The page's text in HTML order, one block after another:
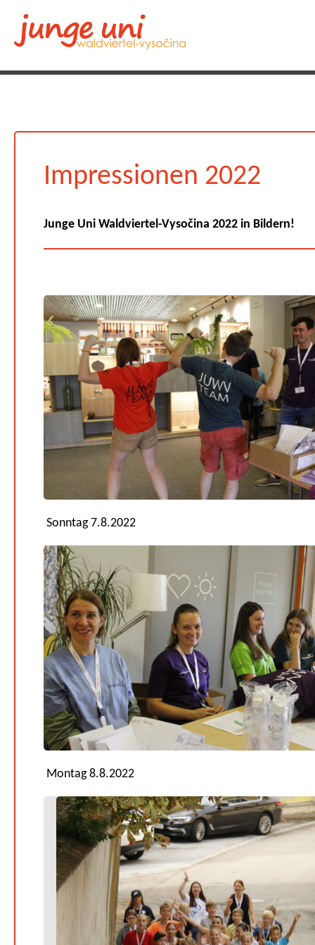
Impressionen 2022
Junge Uni Waldviertel-Vysočina 2022 in Bildern!
Sonntag 7.8.2022
Montag 8.8.2022